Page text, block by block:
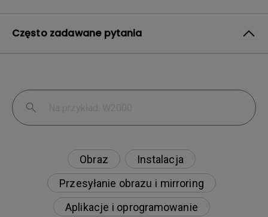
Często zadawane pytania
Obraz
Instalacja
Przesyłanie obrazu i mirroring
Aplikacje i oprogramowanie